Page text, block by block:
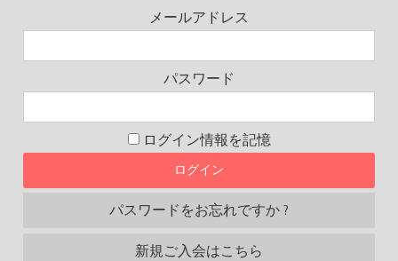
メールアドレス
パスワード
ログイン情報を記憶
パスワードをお忘れですか ?
新規ご入会はこちら